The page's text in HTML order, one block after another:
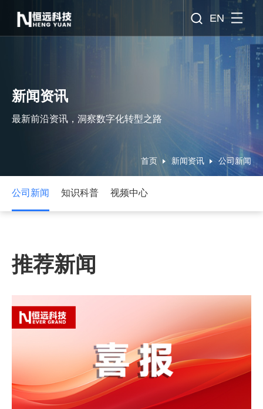
EN
新闻资讯
最新前沿资讯，洞察数字化转型之路
首页 新闻资讯 公司新闻
公司新闻 知识科普 视频中心
推荐新闻